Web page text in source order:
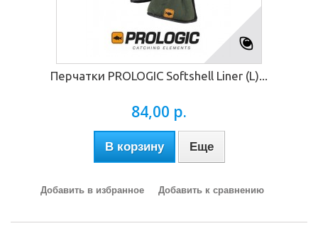
Перчатки PROLOGIC Softshell Liner (L)...
84,00 р.
В корзину Еще
Добавить в избранное Добавить к сравнению